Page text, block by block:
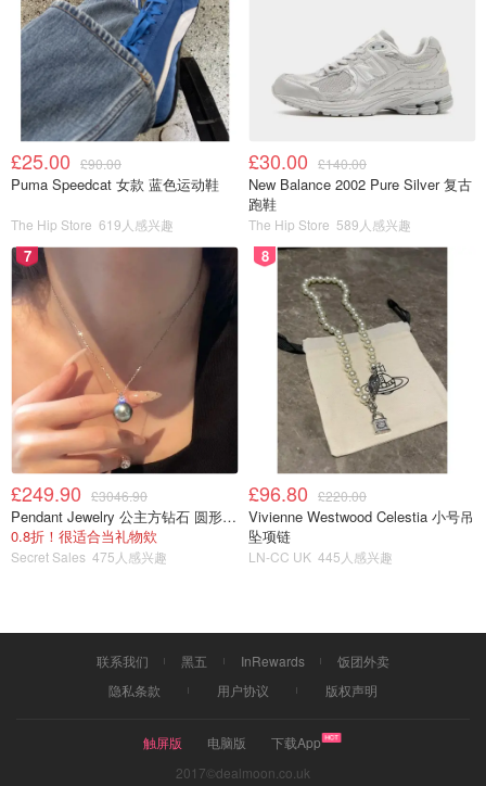
£25.00 £90.00
Puma Speedcat 女款 蓝色运动鞋
The Hip Store 619人感兴趣
£30.00 £140.00
New Balance 2002 Pure Silver 复古
跑鞋
The Hip Store 589人感兴趣
7
£249.90 £3046.90
Pendant Jewelry 公主方钻石 圆形大溪地珍珠吊坠 11-12mm
0.8折！很适合当礼物欸
Secret Sales 475人感兴趣
8
£96.80 £220.00
Vivienne Westwood Celestia 小号吊
坠项链
LN-CC UK 445人感兴趣
联系我们 黑五 InRewards
饭团外卖
隐私条款
用户协议 版权声明
触屏版 电脑版
下载App
2017©dealmoon.co.uk